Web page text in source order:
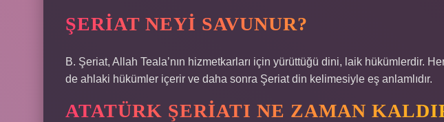
ŞERIAT NEYI SAVUNUR?
B. Şeriat, Allah Teala’nın hizmetkarları için yürüttüğü dini, laik hükümlerdir.
de ahlaki hükümler içerir ve daha sonra Şeriat din kelimesiyle eş anlamlıdır.
ATATÜRK ŞERIATI NE ZAMAN